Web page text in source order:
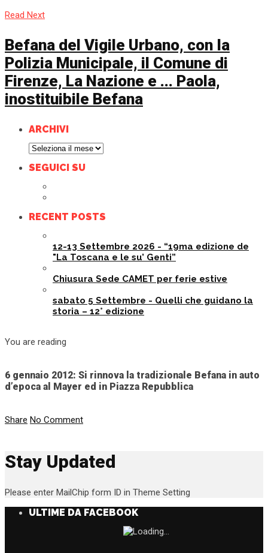
Read Next
Befana del Vigile Urbano, con Ia
Polizia Municipale, il Comune di
Firenze, La Nazione e ... Paola,
inostituibile Befana
ARCHIVI
Archivi
SEGUICI SU
RECENT POSTS
12-13 Settembre 2026 - “19ma edizione de
"La Toscana e le su’ Genti”
Chiusura Sede CAMET per ferie estive
sabato 5 Settembre - Quelli che guidano la
storia – 12° edizione
You are reading
6 gennaio 2012: Si rinnova la tradizionale Befana in auto
d’epoca al Mayer ed in Piazza Repubblica
Share No Comment
Stay Updated
Please enter MailChip form ID in Theme Setting
ULTIME DA FACEBOOK